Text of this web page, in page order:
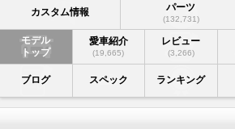
カスタム情報 パーツ
(132,731)
モデル
トップ
愛車紹介
(19,665)
レビュー
(3,266)
ブログ スペック ランキング